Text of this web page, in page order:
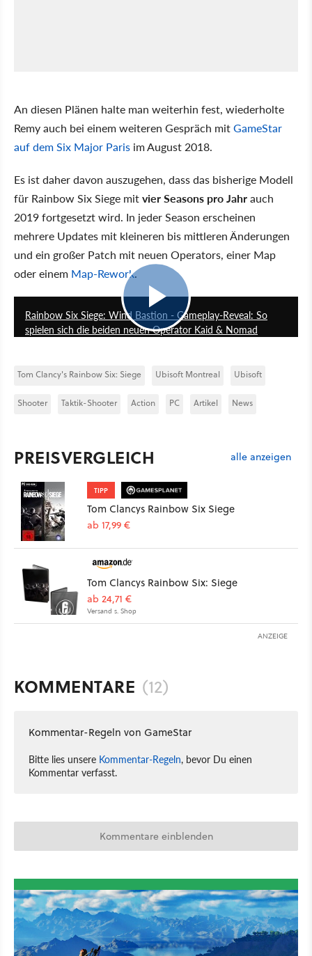
An diesen Plänen halte man weiterhin fest, wiederholte
Remy auch bei einem weiteren Gespräch mitGameStar
auf dem Six Major Paris im August 2018.
Es ist daher davon auszugehen, dass das bisherige Modell
für Rainbow Six Siege mitvier Seasons pro Jahrauch
2019 fortgesetzt wird. In jeder Season erscheinen
mehrere Updates mit kleineren bis mittleren Änderungen
und ein großer Patch mit neuen Operators, einer Map
oder einem Map-Rework.
Rainbow Six Siege: Wind Bastion - Gameplay-Reveal: So
spielen sich die beiden neuen Operator Kaid & Nomad
Tom Clancy's Rainbow Six: Siege Ubisoft Montreal Ubisoft
Shooter Taktik-Shooter Action PC Artikel News
PREISVERGLEICH alle anzeigen
TIPP
Tom Clancys Rainbow Six Siege
ab 17,99 €
Tom Clancys Rainbow Six: Siege
ab 24,71 €
Versand s. Shop
ANZEIGE
KOMMENTARE (12)
Kommentar-Regeln von GameStar
Bitte lies unsere Kommentar-Regeln, bevor Du einen
Kommentar verfasst.
Kommentare einblenden